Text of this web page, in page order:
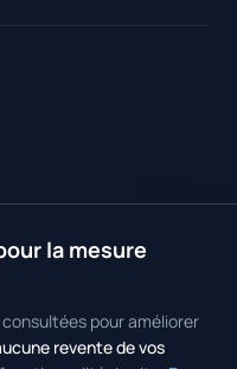
la mesure
pour améliorer
revente de vos